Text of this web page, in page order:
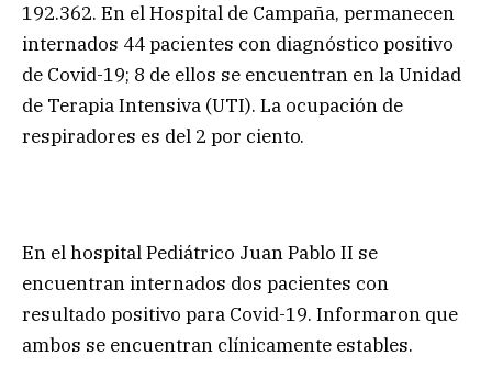
192.362. En el Hospital de Campaña, permanecen
internados 44 pacientes con diagnóstico positivo
de Covid-19; 8 de ellos se encuentran en la Unidad
de Terapia Intensiva (UTI). La ocupación de
respiradores es del 2 por ciento.
En el hospital Pediátrico Juan Pablo II se
encuentran internados dos pacientes con
resultado positivo para Covid-19. Informaron que
ambos se encuentran clínicamente estables.